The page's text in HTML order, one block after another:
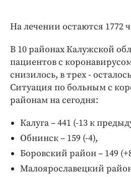
На лечении остаются 1772
В 10 районах Калужской
пациентов с
снизилось, в трех -
Ситуация по больным с
районам на сегодня:
Калуга – 441 (-13 к
Обнинск – 159 (-4),
Боровский район – 149
Малоярославецкий район